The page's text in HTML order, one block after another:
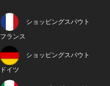
ショッピングスパウト
フランス
ショッピングスパウト
ドイツ